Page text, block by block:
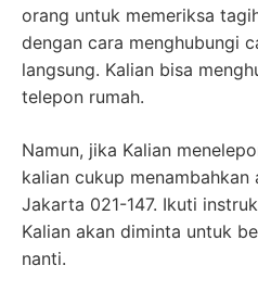
orang untuk memeriksa
dengan cara menghubungi
langsung. Kalian bisa
telepon rumah.
Namun, jika Kalian
kalian cukup
Jakarta 021-147. Ikuti
Kalian akan diminta untuk
nanti.